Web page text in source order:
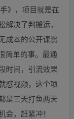
》，项目就是在
决了判搬运，
成本的公开课资
简单的事。最通
时间，引流效果
怼视频，这个项
是三天打鱼两天
，赶紧冲！